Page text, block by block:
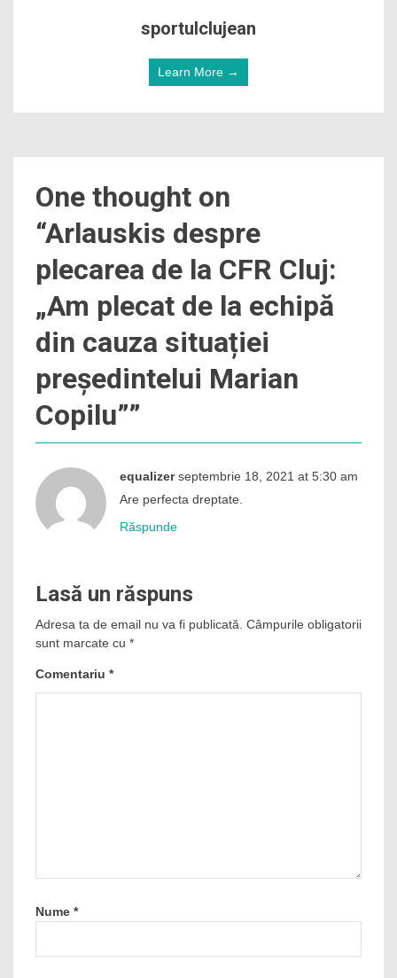
sportulclujean
Learn More →
One thought on
“Arlauskis despre
plecarea de la CFR Cluj:
„Am plecat de la echipă
din cauza situației
președintelui Marian
Copilu””
equalizer septembrie 18, 2021 at 5:30 am
Are perfecta dreptate.
Răspunde
Lasă un răspuns
Adresa ta de email nu va fi publicată. Câmpurile obligatorii
sunt marcate cu *
Comentariu *
Nume *